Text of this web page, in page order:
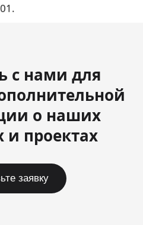
с нами для
о наших
и проектах
заявку